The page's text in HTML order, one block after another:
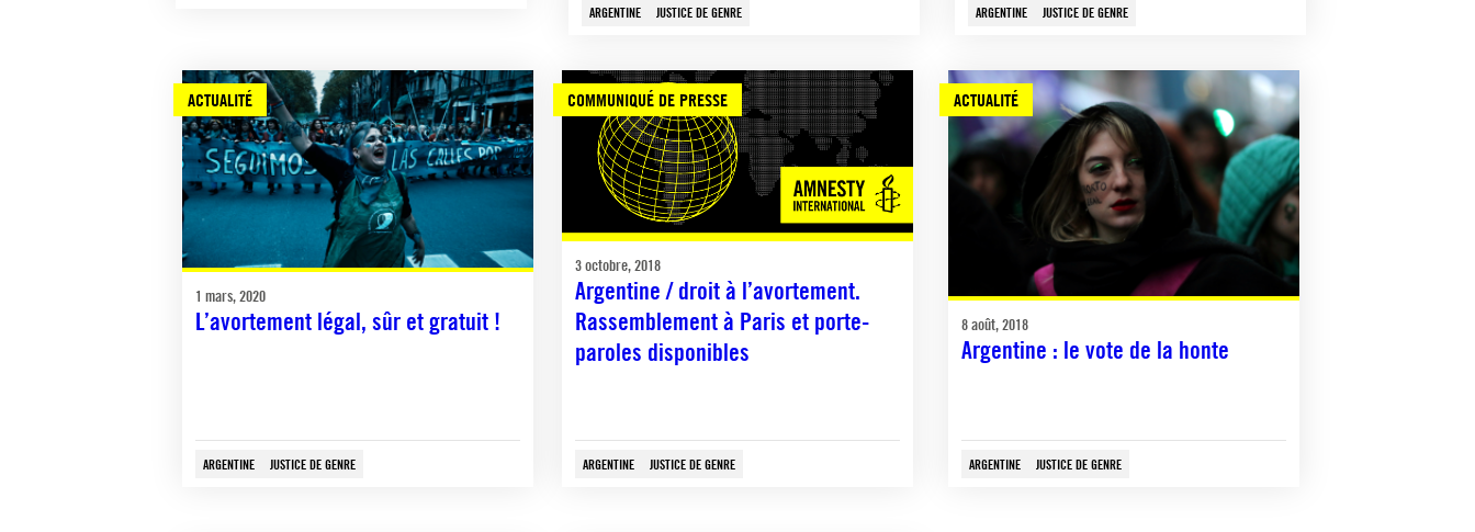
ARGENTINE JUSTICE DE GENRE ARGENTINE JUSTICE DE GENRE
ACTUALITÉ
1 mars, 2020
L’avortement légal, sûr et gratuit !
ARGENTINE JUSTICE DE GENRE
COMMUNIQUÉ DE PRESSE
3 octobre, 2018
Argentine / droit à l’avortement.
Rassemblement à Paris et porte-
paroles disponibles
ARGENTINE JUSTICE DE GENRE
ACTUALITÉ
8 août, 2018
Argentine : le vote de la honte
ARGENTINE JUSTICE DE GENRE